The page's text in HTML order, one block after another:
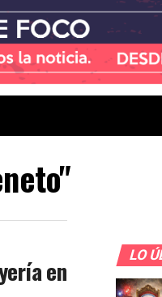
en LO